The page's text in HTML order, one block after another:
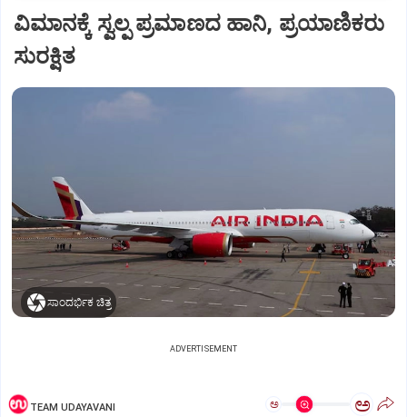
ವಿಮಾನಕ್ಕೆ ಸ್ವಲ್ಪ ಪ್ರಮಾಣದ ಹಾನಿ, ಪ್ರಯಾಣಿಕರು
ಸುರಕ್ಷಿತ
ಸಾಂದರ್ಭಿಕ ಚಿತ್ರ
ADVERTISEMENT
TEAM UDAYAVANI ಅ ಅ